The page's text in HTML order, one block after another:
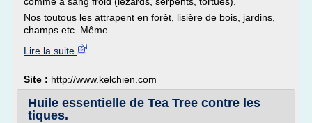
Nos toutous les attrapent en forêt, lisière de bois, jardins,
champs etc. Même...
Lire la suite
Site : http://www.kelchien.com
Huile essentielle de Tea Tree contre les
tiques.